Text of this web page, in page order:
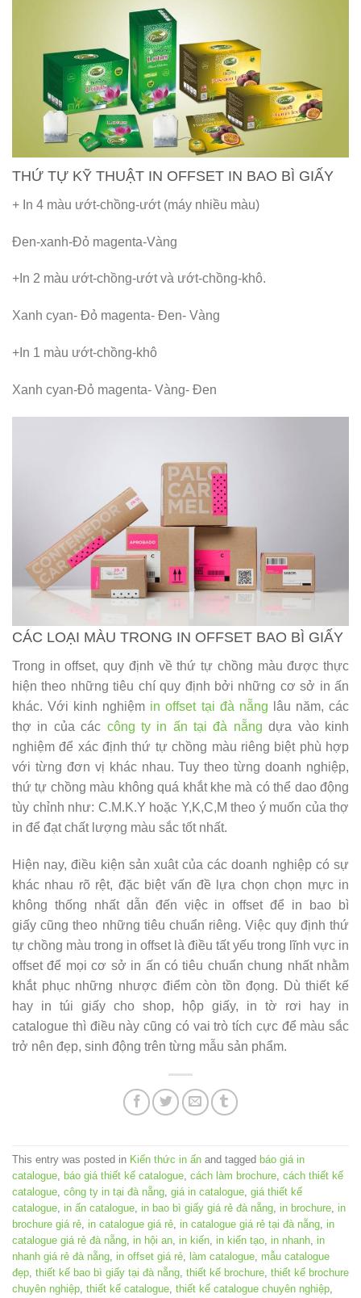
THỨ TỰ KỸ THUẬT IN OFFSET IN BAO BÌ GIẤY
+ In 4 màu ướt-chồng-ướt (máy nhiều màu)
Đen-xanh-Đỏ magenta-Vàng
+In 2 màu ướt-chồng-ướt và ướt-chồng-khô.
Xanh cyan- Đỏ magenta- Đen- Vàng
+In 1 màu ướt-chồng-khô
Xanh cyan-Đỏ magenta- Vàng- Đen
CÁC LOẠI MÀU TRONG IN OFFSET BAO BÌ GIẤY
Trong in offset, quy định về thứ tự chồng màu được thực
hiện theo những tiêu chí quy định bởi những cơ sở in ấn
khác. Với kinh nghiệm in offset tại đà nẵng lâu năm, các
thợ in của các công ty in ấn tại đà nẵng dựa vào kinh
nghiệm để xác định thứ tự chồng màu riêng biệt phù hợp
với từng đơn vị khác nhau. Tuy theo từng doanh nghiệp,
thứ tự chồng màu không quá khắt khe mà có thể dao động
tùy chỉnh như: C.M.K.Y hoặc Y,K,C,M theo ý muốn của thợ
in để đạt chất lượng màu sắc tốt nhất.
Hiện nay, điều kiện sản xuât của các doanh nghiệp có sự
khác nhau rõ rệt, đặc biệt vấn đề lựa chọn chọn mực in
không thống nhất dẫn đến việc in offset để in bao bì
giấy cũng theo những tiêu chuẩn riêng. Việc quy định thứ
tự chồng màu trong in offset là điều tất yếu trong lĩnh vực in
offset để mọi cơ sở in ấn có tiêu chuẩn chung nhất nhằm
khắt phục những nhược điểm còn tồn đọng. Dù thiết kế
hay in túi giấy cho shop, hộp giấy, in tờ rơi hay in
catalogue thì điều này cũng có vai trò tích cực để màu sắc
trở nên đẹp, sinh động trên từng mẫu sản phẩm.
This entry was posted in Kiến thức in ấn and tagged báo giá in
catalogue báo giá thiết kế catalogue cách làm brochure cách thiết kế
catalogue công ty in tại đà nẵng giá in catalogue giá thiết kế
catalogue in ấn catalogue in bao bì giấy giá rẻ đà nẵng in brochure in
brochure giá rẻ in catalogue giá rẻ in catalogue giá rẻ tại đà nẵng in
catalogue giá rẻ đà nẵng in hội an in kiến in kiến tạo in nhanh in
nhanh giá rẻ đà nẵng in offset giá rẻ làm catalogue mẫu catalogue
đẹp thiết kế bao bì giấy tại đà nẵng thiết kế brochure thiết kế brochure
chuyên nghiệp thiết kế catalogue thiết kế catalogue chuyên nghiệp